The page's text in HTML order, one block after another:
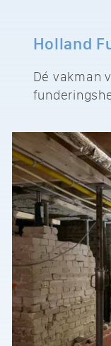
Holland
Dé vakman